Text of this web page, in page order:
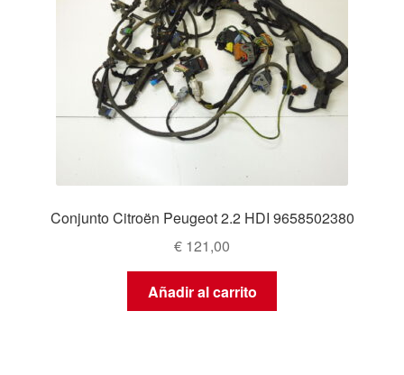
Conjunto Citroën Peugeot 2.2 HDI 9658502380
€ 121,00
Añadir al carrito